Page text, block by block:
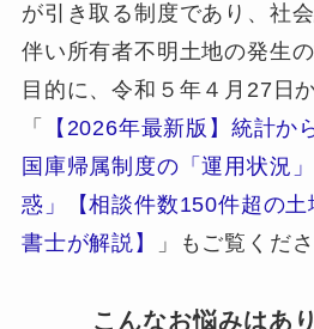
が引き取る制度であり、社
伴い所有者不明土地の発生
目的に、令和５年４月27日
「
【2026年最新版】統計か
国庫帰属制度の「運用状況
惑」【相談件数150件超の
書士が解説】
」もご覧くださ
こんなお悩みはあ